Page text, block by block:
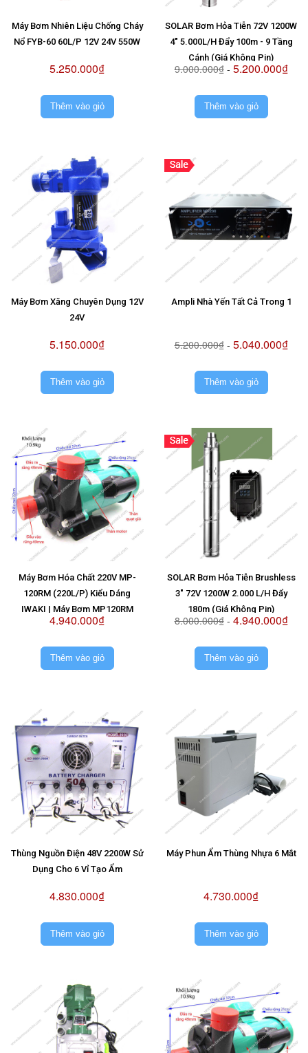
Máy Bơm Nhiên Liệu Chống Cháy
Nổ FYB-60 60L/P 12V 24V 550W
5.250.000₫
Thêm vào giỏ
SOLAR Bơm Hỏa Tiễn 72V 1200W
4" 5.000L/H Đẩy 100m - 9 Tầng
Cánh (Giá Không Pin)
9.000.000₫- 5.200.000₫
Thêm vào giỏ
Máy Bơm Xăng Chuyên Dụng 12V
24V
5.150.000₫
Thêm vào giỏ
Ampli Nhà Yến Tất Cả Trong 1
5.200.000₫- 5.040.000₫
Thêm vào giỏ
Máy Bơm Hóa Chất 220V MP-
120RM (220L/P) Kiểu Dáng
IWAKI | Máy Bơm MP120RM
220V
4.940.000₫
Thêm vào giỏ
SOLAR Bơm Hỏa Tiễn Brushless
3" 72V 1200W 2.000 L/H Đẩy
180m (Giá Không Pin)
8.000.000₫- 4.940.000₫
Thêm vào giỏ
Thùng Nguồn Điện 48V 2200W Sử
Dụng Cho 6 Vỉ Tạo Ẩm
4.830.000₫
Thêm vào giỏ
Máy Phun Ẩm Thùng Nhựa 6 Mắt
4.730.000₫
Thêm vào giỏ